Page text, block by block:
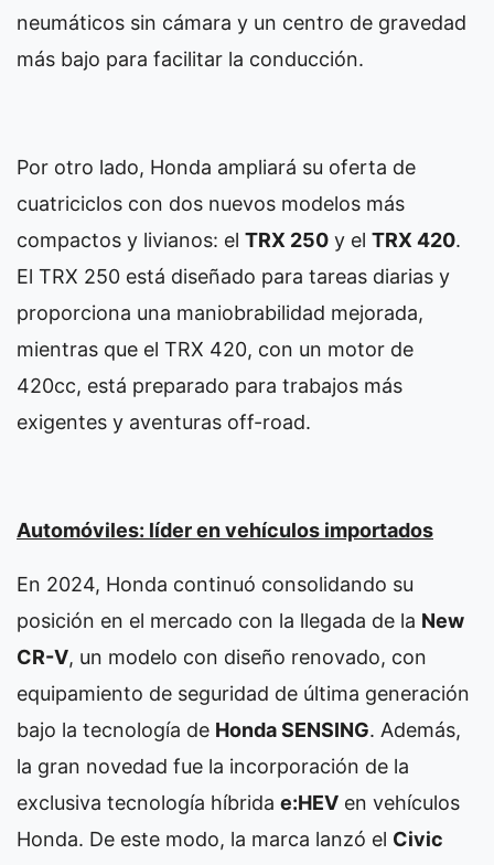
neumáticos sin cámara y un centro de gravedad
más bajo para facilitar la conducción.
Por otro lado, Honda ampliará su oferta de
cuatriciclos con dos nuevos modelos más
compactos y livianos: el TRX 250 y el TRX 420.
El TRX 250 está diseñado para tareas diarias y
proporciona una maniobrabilidad mejorada,
mientras que el TRX 420, con un motor de
420cc, está preparado para trabajos más
exigentes y aventuras off-road.
Automóviles: líder en vehículos importados
En 2024, Honda continuó consolidando su
posición en el mercado con la llegada de la New
CR-V, un modelo con diseño renovado, con
equipamiento de seguridad de última generación
bajo la tecnología de Honda SENSING. Además,
la gran novedad fue la incorporación de la
exclusiva tecnología híbrida e:HEV en vehículos
Honda. De este modo, la marca lanzó el Civic